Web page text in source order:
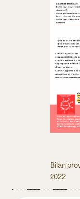
Bilan
2022